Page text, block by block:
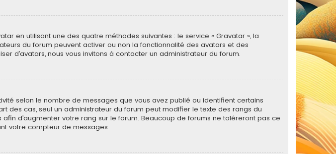
en utilisant une des quatre méthodes suivantes : le service « Gravatar », la
du forum peuvent activer ou non la fonctionnalité des avatars et des
d’avatars, nous vous invitons à contacter un administrateur du forum.
selon le nombre de messages que vous avez publié ou identifient certains
des cas, seul un administrateur du forum peut modifier le texte des rangs du
d’augmenter votre rang sur le forum. Beaucoup de forums ne toléreront pas ce
votre compteur de messages.